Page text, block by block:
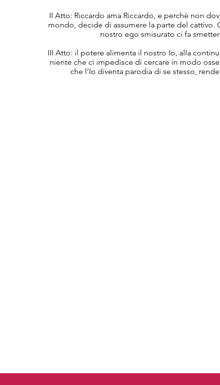
II Atto: Riccardo ama Riccardo, e perchè non
mondo, decide di assumere la parte del cattivo.
nostro ego smisurato ci fa
III Atto: il potere alimenta il nostro Io, alla
niente che ci impedisce di cercare in modo
che l’Io diventa parodia di se stesso,